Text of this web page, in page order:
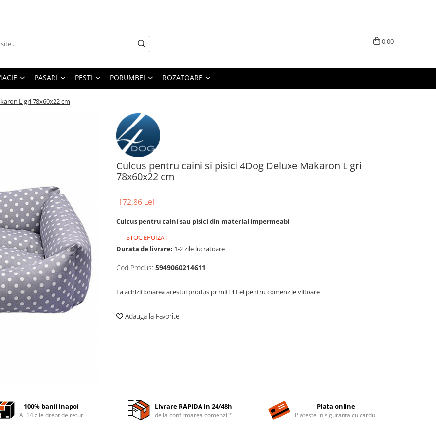
0,00
PASARI PESTI PORUMBEI ROZATOARE
L gri 78x60x22 cm
Culcus pentru caini si pisici 4Dog Deluxe Makaron L gri
78x60x22 cm
172,86 Lei
Culcus pentru caini sau pisici din material impermeabi
STOC EPUIZAT
Durata de livrare: 1-2 zile lucratoare
Cod Produs: 5949060214611
La achizitionarea acestui produs primiti 1 Lei pentru comenzile viitoare
Adauga la Favorite
100% banii inapoi
Ai 14 zile drept de retur
Livrare RAPIDA in 24/48h
de la confirmarea comenzii*
Plata online
Plateste in siguranta cu cardul